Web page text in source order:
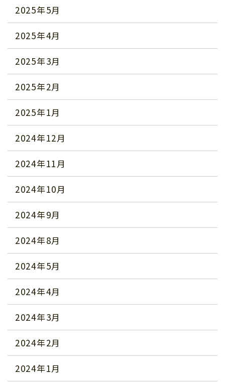
2025年5月
2025年4月
2025年3月
2025年2月
2025年1月
2024年12月
2024年11月
2024年10月
2024年9月
2024年8月
2024年5月
2024年4月
2024年3月
2024年2月
2024年1月